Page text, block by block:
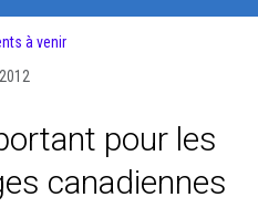
à venir
pour les
canadiennes